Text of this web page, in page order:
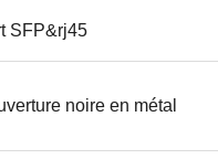
SFP&rj45
noire en métal